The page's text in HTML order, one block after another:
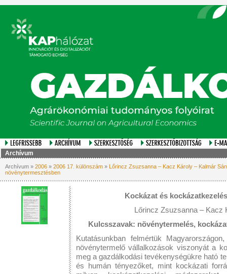
Archívum
Archívum » 2006 » 2006 17. különszám » Lőrincz Zsuzsanna – Kacz Károly – Kalmár
növénytermesztésben
Kockázat és
Lőrincz Zsuzsanna – Kacz
Kulcsszavak: növénytermelés,
Kutatásunkban felmértük
növénytermelő vállalkozások viszonyát a
meg a gazdálkodási tevékenységükre ható
és humán tényezőket, mint kockázati